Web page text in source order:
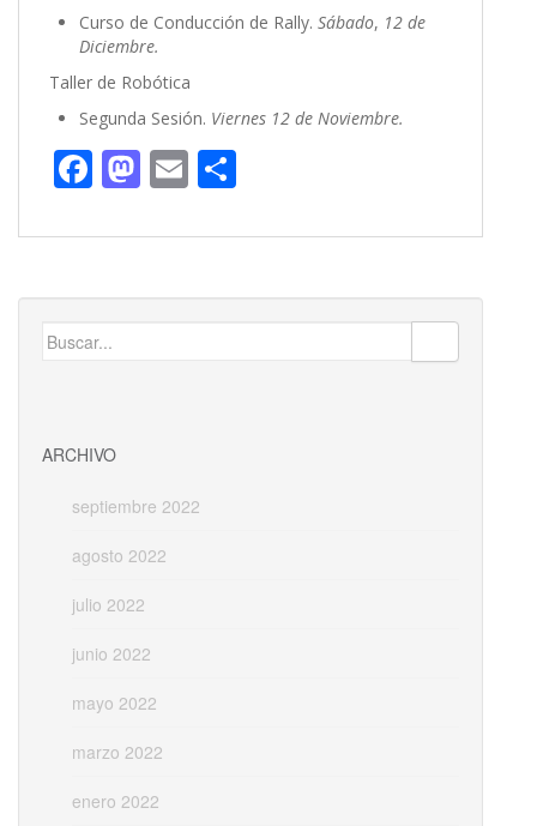
Curso de Conducción de Rally. Sábado, 12 de
Diciembre.
Taller de Robótica
Segunda Sesión. Viernes 12 de Noviembre.
F
e
b
o
M
to
d
E
ai
l
m
p
Buscar:
ARCHIVO
septiembre 2022
agosto 2022
julio 2022
junio 2022
mayo 2022
marzo 2022
enero 2022